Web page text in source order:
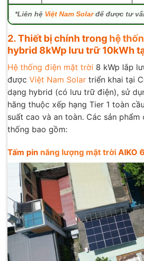
*Liên hệ Việt Nam Solarđể được tư
2.Thiết bị chính trong hệ
hybrid 8kWp lưu trữ 10kWh
Hệ thống điện mặt trời 8 kWp lắp
được Việt Nam Solar triển khai tại
dạng hybrid (có lưu trữ điện), sử
hãng thuộc xếp hạng Tier 1 toàn
suất cao và an toàn. Các sản phẩm
thống bao gồm:
Tấm pin năng lượng mặt trời AIKO